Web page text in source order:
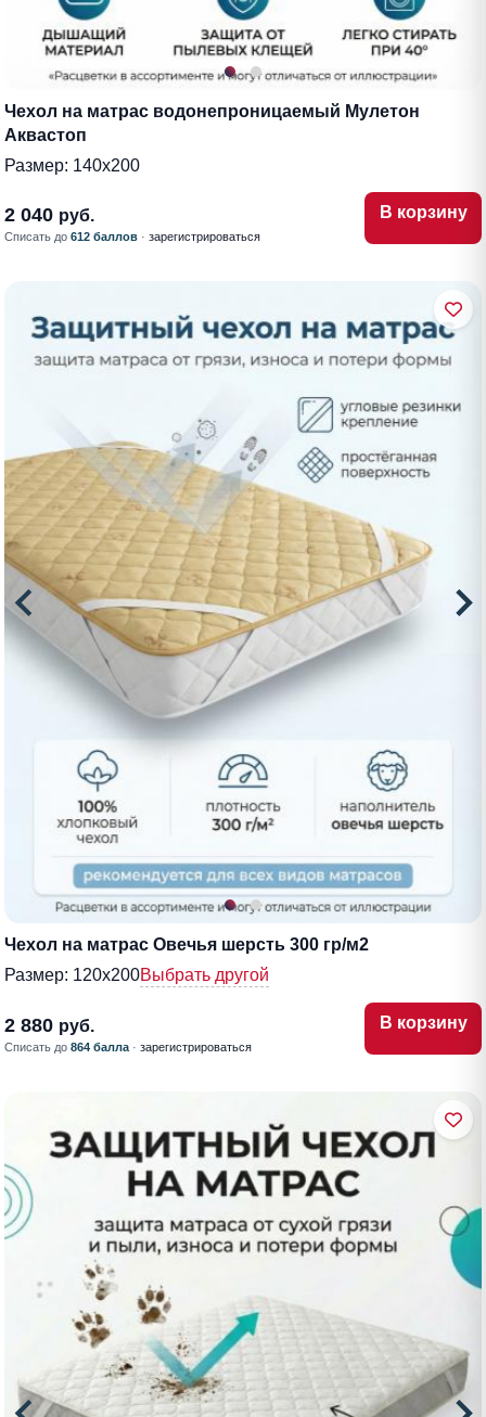
Чехол на матрас водонепроницаемый Мулетон
Аквастоп
Размер: 140х200
2 040 руб.
Списать до 612 баллов · зарегистрироваться
В корзину
Чехол на матрас Овечья шерсть 300 гр/м2
Размер: 120х200Выбрать другой
2 880 руб.
Списать до 864 балла · зарегистрироваться
В корзину